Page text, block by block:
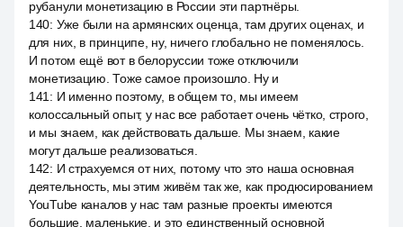
рубанули монетизацию в России эти партнёры.
140: Уже были на армянских оценца, там других оценах, и
для них, в принципе, ну, ничего глобально не поменялось.
И потом ещё вот в белоруссии тоже отключили
монетизацию. Тоже самое произошло. Ну и
141 : И именно поэтому, в общем то, мы имеем
колоссальный опыт, у нас все работает очень чётко, строго,
и мы знаем, как действовать дальше. Мы знаем, какие
могут дальше реализоваться.
142: И страхуемся от них, потому что это наша основная
деятельность, мы этим живём так же, как продюсированием
YouTube каналов у нас там разные проекты имеются
большие, маленькие, и это единственный основной